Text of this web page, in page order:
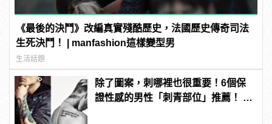
《最後的決鬥》改編真實殘酷歷史，法國歷史傳奇司法
生死決鬥！ | manfashion這樣變型男
生活話題
除了圖案，刺哪裡也很重要！6個保
證性感的男性「刺青部位」推薦！ |